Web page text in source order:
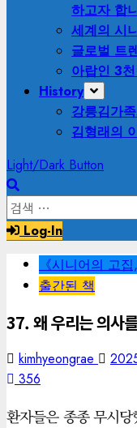
하고자 합
세계의 시
글로벌 트
아랍인 3
History
강릉김가
김형래의
Light/Dark Button
검
색:Log-In
《시니어의 고
출간된 책
37. 왜 우리는 의사
kimhyeongrae
356
환자들은 종종 무시